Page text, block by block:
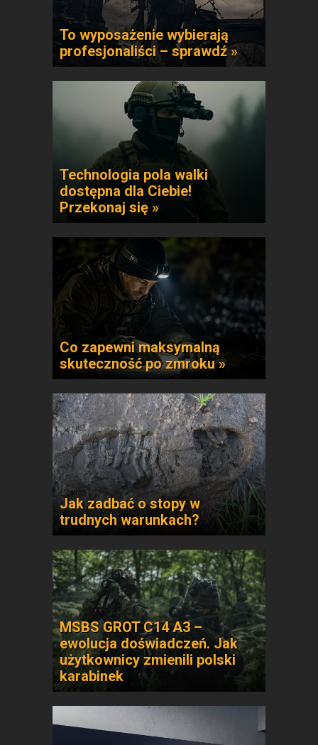
To wyposażenie wybierają
profesjonaliści – sprawdź »
Technologia pola walki
dostępna dla Ciebie!
Przekonaj się »
Co zapewni maksymalną
skuteczność po zmroku »
Jak zadbać o stopy w
trudnych warunkach?
MSBS GROT C14 A3 –
ewolucja doświadczeń. Jak
użytkownicy zmienili polski
karabinek